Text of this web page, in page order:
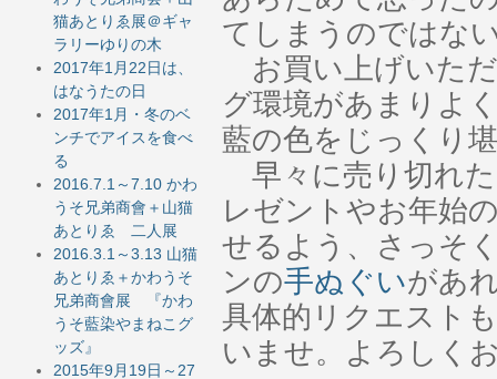
猫あとりゑ展＠ギャ
ラリーゆりの木
2017年1月22日は、
はなうたの日
2017年1月・冬のベ
ンチでアイスを食べ
る
2016.7.1～7.10 かわ
うそ兄弟商會＋山猫
あとりゑ 二人展
2016.3.1～3.13 山猫
あとりゑ＋かわうそ
兄弟商會展 『かわ
うそ藍染やまねこグ
ッズ』
2015年9月19日～27
てしまうのではな
お買い上げいた
グ環境があまりよ
藍の色をじっくり
早々に売り切れた
レゼントやお年始
せるよう、さっそ
ンの手ぬぐいがあ
具体的リクエスト
いませ。よろしく